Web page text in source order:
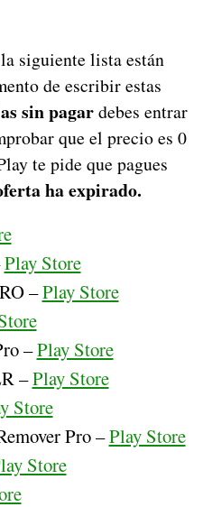
siguiente lista están
de escribir estas
sin pagardebes entrar
que el precio es 0
te pide que pagues
ha expirado.
Play Store
–Play Store
–Play Store
–Play Store
Store
Pro –Play Store
Store